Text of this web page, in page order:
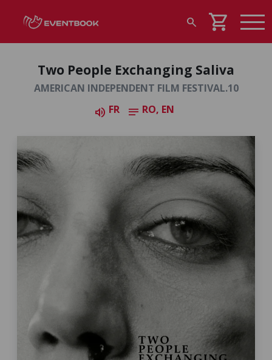
search shopping_cart
Two People Exchanging Saliva
AMERICAN INDEPENDENT FILM FESTIVAL.10
volume_up FR notes RO, EN